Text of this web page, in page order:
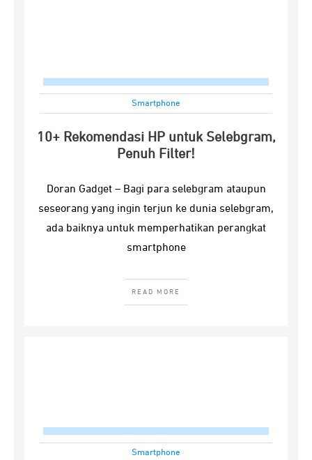
Smartphone
10+ Rekomendasi HP untuk Selebgram,
Penuh Filter!
Doran Gadget – Bagi para selebgram ataupun
seseorang yang ingin terjun ke dunia selebgram,
ada baiknya untuk memperhatikan perangkat
smartphone
READ MORE
Smartphone